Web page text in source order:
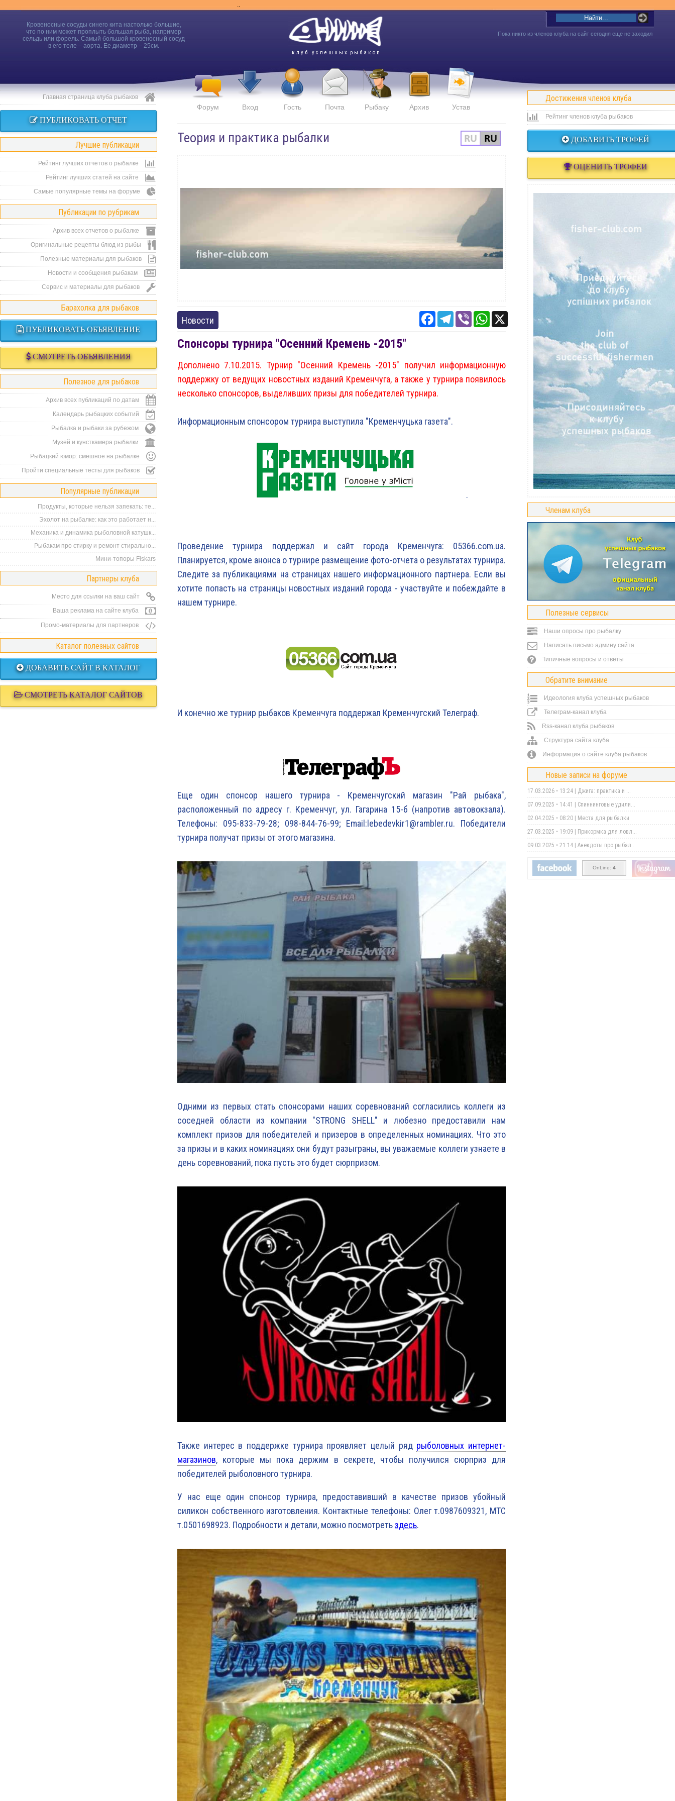
..
Кровеносные сосуды синего кита настолько большие,
что по ним может проплыть большая рыба, например
сельдь или форель. Самый большой кровеносный сосуд
в его теле – аорта. Ее диаметр – 25см.
к л у б у с п е ш н ы х р ы б а к о в
Форум Вход Гость Почта Рыбаку Архив Устав
Пока никто из членов клуба на сайт сегодня еще не заходил
Главная страница клуба рыбаков
ПУБЛИКОВАТЬ ОТЧЕТ
Лучшие публикации
Рейтинг лучших отчетов о рыбалке
Рейтинг лучших статей на сайте
Самые популярные темы на форуме
Публикации по рубрикам
Архив всех отчетов о рыбалке
Оригинальные рецепты блюд из рыбы
Полезные материалы для рыбаков
Новости и сообщения рыбакам
Сервис и материалы для рыбаков
Барахолка для рыбаков
ПУБЛИКОВАТЬ ОБЪЯВЛЕНИЕ
СМОТРЕТЬ ОБЪЯВЛЕНИЯ
Полезное для рыбаков
Архив всех публикаций по датам
Календарь рыбацких событий
Рыбалка и рыбаки за рубежом
Музей и кунсткамера рыбалки
Рыбацкий юмор: смешное на рыбалке
Пройти специальные тесты для рыбаков
Популярные публикации
Продукты, которые нельзя запекать: те...
Эхолот на рыбалке: как это работает н...
Механика и динамика рыболовной катушк...
Рыбакам про стирку и ремонт стирально...
Мини-топоры Fiskars
Партнеры клуба
Место для ссылки на ваш сайт
Ваша реклама на сайте клуба
Промо-материалы для партнеров
Каталог полезных сайтов
ДОБАВИТЬ САЙТ В КАТАЛОГ
СМОТРЕТЬ КАТАЛОГ САЙТОВ
Теория и практика рыбалки
Новости
FacebookTelegram
ViberWhatsApp
Cпонсоры турнира "Осенний Кремень -2015"
Дополнено 7.10.2015. Турнир "Осенний Кремень -2015" получил информационную
поддержку от ведущих новостных изданий Кременчуга, а также у турнира появилось
несколько спонсоров, выделивших призы для победителей турнира.
Информационным спонсором турнира выступила "Кременчуцька газета".
.
Проведение турнира поддержал и сайт города Кременчуга: 05366.com.ua.
Планируется, кроме анонса о турнире размещение фото-отчета о результатах турнира.
Следите за публикациями на страницах нашего информационного партнера. Если вы
хотите попасть на страницы новостных изданий города - участвуйте и побеждайте в
нашем турнире.
И конечно же турнир рыбаков Кременчуга поддержал Кременчугский Телеграф.
Еще один спонсор нашего турнира - Кременчугский магазин "Рай рыбака",
расположенный по адресу г. Кременчуг, ул. Гагарина 15-б (напротив автовокзала).
Телефоны: 095-833-79-28; 098-844-76-99; Email:lebedevkir1@rambler.ru. Победители
турнира получат призы от этого магазина.
Одними из первых стать спонсорами наших соревнований согласились коллеги из
соседней области из компании "STRONG SHELL" и любезно предоставили нам
комплект призов для победителей и призеров в определенных номинациях. Что это
за призы и в каких номинациях они будут разыграны, вы уважаемые коллеги узнаете в
день соревнований, пока пусть это будет сюрпризом.
Также интерес в поддержке турнира проявляет целый ряд рыболовных интернет-
магазинов, которые мы пока держим в секрете, чтобы получился сюрприз для
победителей рыболовного турнира.
У нас еще один спонсор турнира, предоставивший в качестве призов убойный
силикон собственного изготовления. Контактные телефоны: Олег т.0987609321, МТС
т.0501698923. Подробности и детали, можно посмотретьздесь.
Достижения членов клуба
Рейтинг членов клуба рыбаков
ДОБАВИТЬ ТРОФЕЙ
ОЦЕНИТЬ ТРОФЕИ
Членам клуба
Полезные сервисы
Наши опросы про рыбалку
Написать письмо админу сайта
Типичные вопросы и ответы
Обратите внимание
Идеология клуба успешных рыбаков
Телеграм-канал клуба
Rss-канал клуба рыбаков
Структура сайта клуба
Информация о сайте клуба рыбаков
Новые записи на форуме
17.03.2026 • 13:24 | Джига: практика и ...
07.09.2025 • 14:41 | Спиннинговые удили...
02.04.2025 • 08:20 |
Места для рыбалки
27.03.2025 • 19:09 |
Прикормка для ловл...
09.03.2025 • 21:14 | Анекдоты про рыбал...
OnLine: 4